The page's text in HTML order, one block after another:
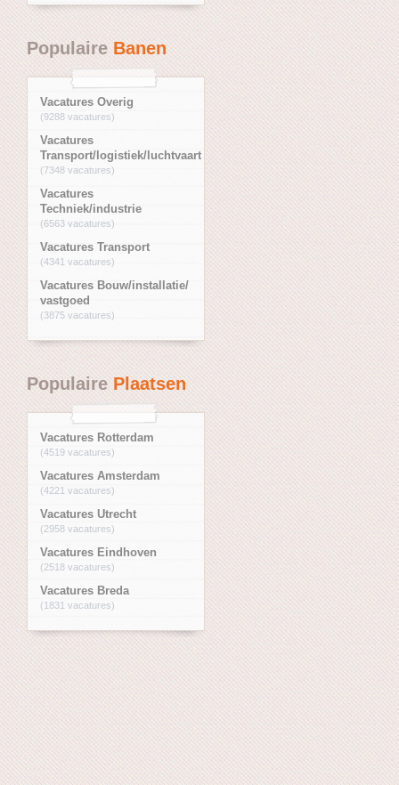
PopulaireBanen
Vacatures Overig
(9288 vacatures)
Vacatures
Transport/logistiek/luchtvaart
(7348 vacatures)
Vacatures
Techniek/industrie
(6563 vacatures)
Vacatures Transport
(4341 vacatures)
Vacatures Bouw/installatie/
vastgoed
(3875 vacatures)
PopulairePlaatsen
Vacatures Rotterdam
(4519 vacatures)
Vacatures Amsterdam
(4221 vacatures)
Vacatures Utrecht
(2958 vacatures)
Vacatures Eindhoven
(2518 vacatures)
Vacatures Breda
(1831 vacatures)